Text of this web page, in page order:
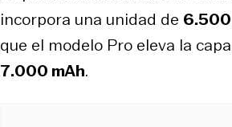
incorpora una unidad de 6.500
que el modelo Pro eleva la
7.000 mAh.